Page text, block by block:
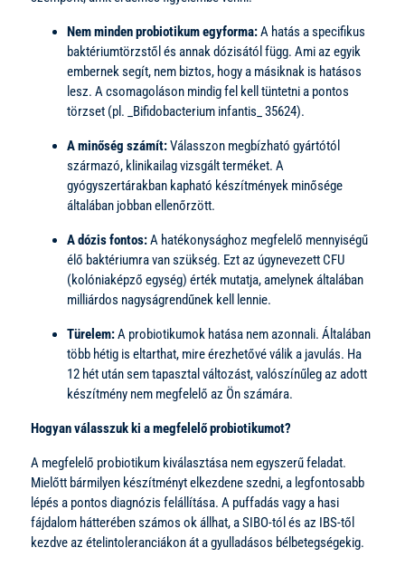
Nem minden probiotikum egyforma:A hatás a specifikus
baktériumtörzstől és annak dózisától függ. Ami az egyik
embernek segít, nem biztos, hogy a másiknak is hatásos
lesz. A csomagoláson mindig fel kell tüntetni a pontos
törzset (pl. _Bifidobacterium infantis_ 35624).
A minőség számít:Válasszon megbízható gyártótól
származó, klinikailag vizsgált terméket. A
gyógyszertárakban kapható készítmények minősége
általában jobban ellenőrzött.
A dózis fontos:A hatékonysághoz megfelelő mennyiségű
élő baktériumra van szükség. Ezt az úgynevezett CFU
(kolóniaképző egység) érték mutatja, amelynek általában
milliárdos nagyságrendűnek kell lennie.
Türelem:A probiotikumok hatása nem azonnali. Általában
több hétig is eltarthat, mire érezhetővé válik a javulás. Ha
12 hét után sem tapasztal változást, valószínűleg az adott
készítmény nem megfelelő az Ön számára.
Hogyan válasszuk ki a megfelelő probiotikumot?
A megfelelő probiotikum kiválasztása nem egyszerű feladat.
Mielőtt bármilyen készítményt elkezdene szedni, a legfontosabb
lépés a pontos diagnózis felállítása. A puffadás vagy a hasi
fájdalom hátterében számos ok állhat, a SIBO-tól és az IBS-től
kezdve az ételintoleranciákon át a gyulladásos bélbetegségekig.